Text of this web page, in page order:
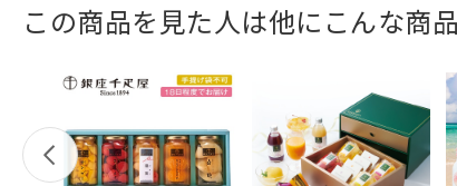
この商品を見た人は他にこんな商